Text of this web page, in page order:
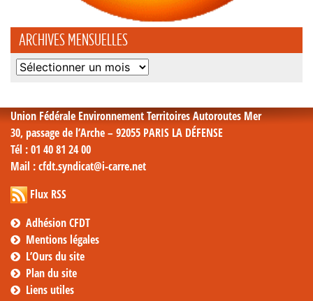
ARCHIVES MENSUELLES
Archives
Union Fédérale Environnement Territoires Autoroutes Mer
30, passage de l’Arche – 92055 PARIS LA DÉFENSE
Tél : 01 40 81 24 00
Mail : cfdt.syndicat@i-carre.net
Flux RSS
Adhésion CFDT
Mentions légales
L’Ours du site
Plan du site
Liens utiles